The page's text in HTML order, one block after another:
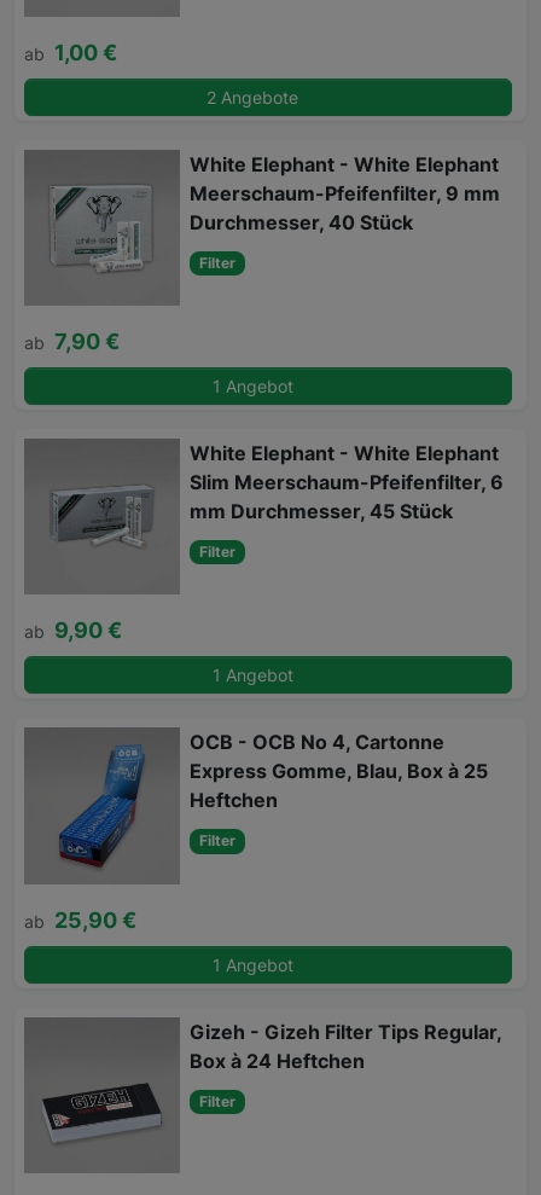
ab 1,00 €
2 Angebote
White Elephant - White Elephant
Meerschaum-Pfeifenfilter, 9 mm
Durchmesser, 40 Stück
Filter
ab 7,90 €
1 Angebot
White Elephant - White Elephant
Slim Meerschaum-Pfeifenfilter, 6
mm Durchmesser, 45 Stück
Filter
ab 9,90 €
1 Angebot
OCB - OCB No 4, Cartonne
Express Gomme, Blau, Box à 25
Heftchen
Filter
ab 25,90 €
1 Angebot
Gizeh - Gizeh Filter Tips Regular,
Box à 24 Heftchen
Filter